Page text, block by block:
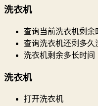
洗衣机
查询当前洗衣机剩余
查询洗衣机还剩多久
洗衣机剩余多长时间
洗衣机
打开洗衣机